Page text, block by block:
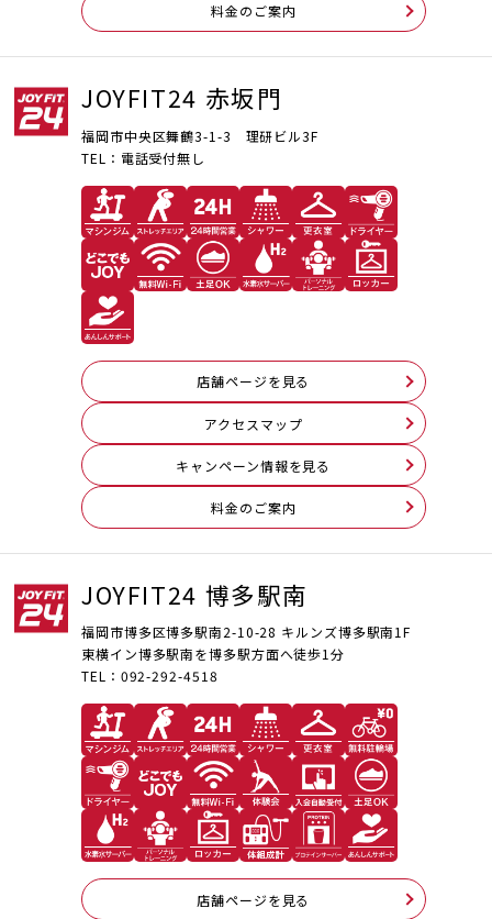
料⾦のご案内
JOYFIT24 赤坂門
福岡市中央区舞鶴3-1-3 理研ビル3F
TEL：電話受付無し
店舗ページを見る
アクセスマップ
キャンペーン情報を見る
料⾦のご案内
JOYFIT24 博多駅南
福岡市博多区博多駅南2-10-28 キルンズ博多駅南1F
東横イン博多駅南を博多駅方面へ徒歩1分
TEL： 092-292-4518
店舗ページを見る